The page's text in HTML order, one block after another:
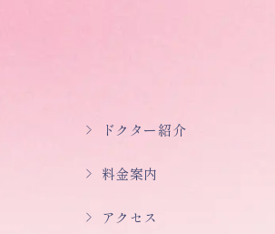
ドクター紹介
料金案内
アクセス